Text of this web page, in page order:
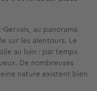
au panorama
sur les alentours. Le
au loin : par temps
De nombreuses
nature existent bien